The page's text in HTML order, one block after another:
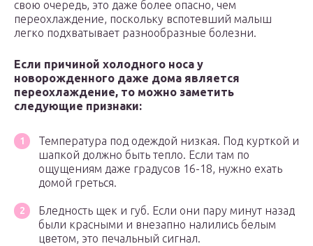
свою очередь, это даже более опасно, чем
переохлаждение, поскольку вспотевший малыш
легко подхватывает разнообразные болезни.
Если причиной холодного носа у
новорожденного даже дома является
переохлаждение, то можно заметить
следующие признаки:
Температура под одеждой низкая. Под курткой и
шапкой должно быть тепло. Если там по
ощущениям даже градусов 16-18, нужно ехать
домой греться.
Бледность щек и губ. Если они пару минут назад
были красными и внезапно налились белым
цветом, это печальный сигнал.